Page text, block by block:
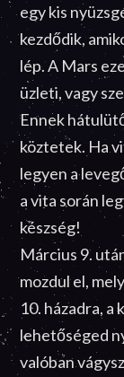
egy kis
kezdődik,
lép. A Mars
üzleti, vagy
Ennek
köztetek. Ha
legyen a
a vita során
készség!
Március 9.
mozdul el,
10. házadra,
lehetőséged
valóban